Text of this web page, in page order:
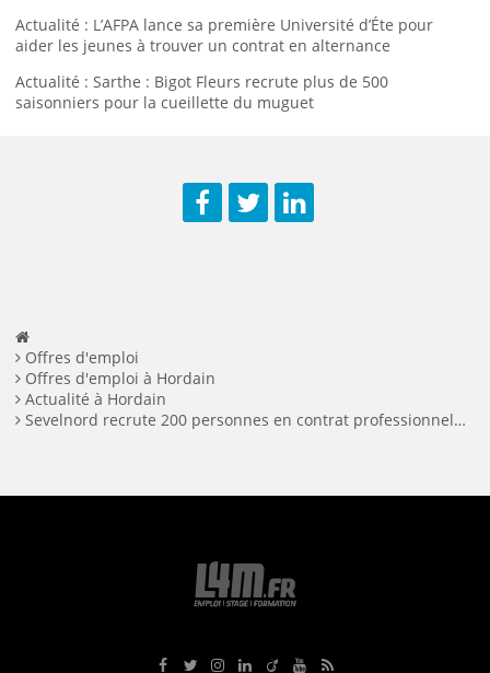
Actualité : L’AFPA lance sa première Université d’Éte pour
aider les jeunes à trouver un contrat en alternance
Actualité : Sarthe : Bigot Fleurs recrute plus de 500
saisonniers pour la cueillette du muguet
Offres d'emploi
Offres d'emploi à Hordain
Actualité à Hordain
Sevelnord recrute 200 personnes en contrat professionnel à Hordain